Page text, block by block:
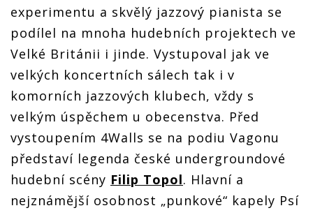
experimentu a skvělý jazzový pianista se
podílel na mnoha hudebních projektech ve
Velké Británii i jinde. Vystupoval jak ve
velkých koncertních sálech tak i v
komorních jazzových klubech, vždy s
velkým úspěchem u obecenstva. Před
vystoupením 4Walls se na podiu Vagonu
představí legenda české undergroundové
hudební scény Filip Topol. Hlavní a
nejznámější osobnost „punkové“ kapely Psí